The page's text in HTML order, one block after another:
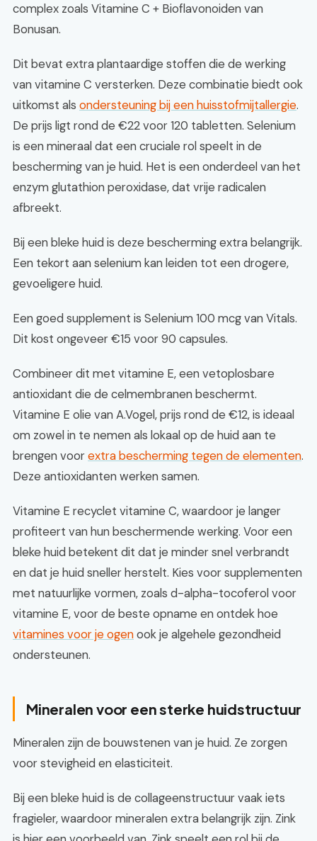
complex zoals Vitamine C + Bioflavonoiden van
Bonusan.
Dit bevat extra plantaardige stoffen die de werking
van vitamine C versterken. Deze combinatie biedt ook
uitkomst als ondersteuning bij een huisstofmijtallergie.
De prijs ligt rond de €22 voor 120 tabletten. Selenium
is een mineraal dat een cruciale rol speelt in de
bescherming van je huid. Het is een onderdeel van het
enzym glutathion peroxidase, dat vrije radicalen
afbreekt.
Bij een bleke huid is deze bescherming extra belangrijk.
Een tekort aan selenium kan leiden tot een drogere,
gevoeligere huid.
Een goed supplement is Selenium 100 mcg van Vitals.
Dit kost ongeveer €15 voor 90 capsules.
Combineer dit met vitamine E, een vetoplosbare
antioxidant die de celmembranen beschermt.
Vitamine E olie van A.Vogel, prijs rond de €12, is ideaal
om zowel in te nemen als lokaal op de huid aan te
brengen voorextra bescherming tegen de elementen.
Deze antioxidanten werken samen.
Vitamine E recyclet vitamine C, waardoor je langer
profiteert van hun beschermende werking. Voor een
bleke huid betekent dit dat je minder snel verbrandt
en dat je huid sneller herstelt. Kies voor supplementen
met natuurlijke vormen, zoals d-alpha-tocoferol voor
vitamine E, voor de beste opname en ontdek hoe
vitamines voor je ogenook je algehele gezondheid
ondersteunen.
Mineralen voor een sterke huidstructuur
Mineralen zijn de bouwstenen van je huid. Ze zorgen
voor stevigheid en elasticiteit.
Bij een bleke huid is de collageenstructuur vaak iets
fragieler, waardoor mineralen extra belangrijk zijn. Zink